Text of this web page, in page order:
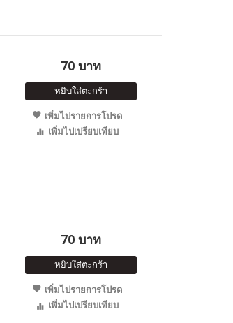
70 บาท
หยิบใส่ตะกร้า
เพิ่มไปรายการโปรด
เพิ่มไปเปรียบเทียบ
70 บาท
หยิบใส่ตะกร้า
เพิ่มไปรายการโปรด
เพิ่มไปเปรียบเทียบ